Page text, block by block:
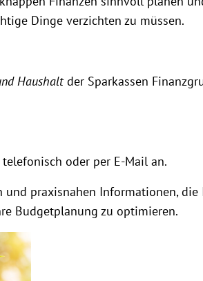
Dinge verzichten zu müssen.
Haushaltder Sparkassen
oder per E-Mail an.
praxisnahen Informationen, die
Budgetplanung zu optimieren.